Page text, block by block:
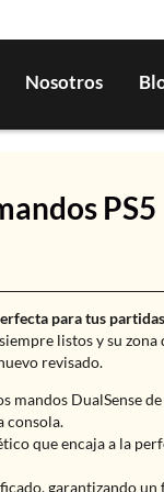
Nosotros
PS5
para tus partidas
listos y su
revisado.
mandos DualSense
consola.
que encaja a la
garantizando